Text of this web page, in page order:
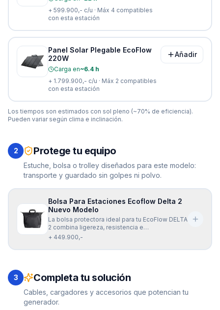
+ 599.900,- c/u · Máx 4 compatibles
con esta estación
Panel Solar Plegable EcoFlow
220W
Carga en~6.4 h
+ 1.799.900,- c/u · Máx 2 compatibles
con esta estación
Añadir
Los tiempos son estimados con sol pleno (~70% de eficiencia).
Pueden variar según clima e inclinación.
2 Protege tu equipo
Estuche, bolsa o trolley diseñados para este modelo:
transporte y guardado sin golpes ni polvo.
Bolsa Para Estaciones Ecoflow Delta 2
Nuevo Modelo
La bolsa protectora ideal para tu EcoFlow DELTA
2 combina ligereza, resistencia e
impermeabilidad para mantener tu equipo
diseño ergonómico facilita llevarla en mano o
+ 449.900,-
3 Completa tu solución
Cables, cargadores y accesorios que potencian tu
generador.